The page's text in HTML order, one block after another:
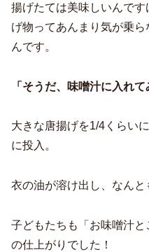
揚げたては美味しいんで
げ物ってあんまり気が乗
んです。
「そうだ、味噌汁に入れて
大きな唐揚げを1/4くらい
に投入。
衣の油が溶け出し、なんと
子どもたちも「お味噌汁
の仕上がりでした！